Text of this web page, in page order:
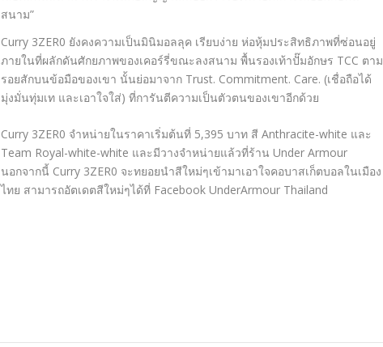
สนาม”
Curry 3ZER0 ยังคงความเป็นมินิมอลลุค เรียบง่าย ห่อหุ้มประสิทธิภาพที่ซ่อนอยู่
ภายในที่ผลักดันศักยภาพของเคอร์รี่ขณะลงสนาม พื้นรองเท้าปั๊มอักษร TCC ตาม
รอยสักบนข้อมือของเขา นั้นย่อมาจาก Trust. Commitment. Care. (เชื่อถือได้
มุ่งมั่นทุ่มเท และเอาใจใส่) ที่การันตีความเป็นตัวตนของเขาอีกด้วย
Curry 3ZER0 จำหน่ายในราคาเริ่มต้นที่ 5,395 บาท สี Anthracite-white และ
Team Royal-white-white และมีวางจำหน่ายแล้วที่ร้าน Under Armour
นอกจากนี้ Curry 3ZER0 จะทยอยนำสีใหม่ๆเข้ามาเอาใจคอบาสเก็ตบอลในเมือง
ไทย สามารถอัตเดตสีใหม่ๆได้ที่ Facebook UnderArmour Thailand